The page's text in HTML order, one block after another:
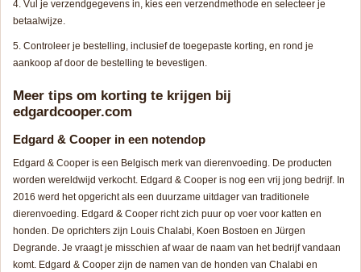
Vul je verzendgegevens in, kies een verzendmethode en selecteer je
betaalwijze.
Controleer je bestelling, inclusief de toegepaste korting, en rond je
aankoop af door de bestelling te bevestigen.
Meer tips om korting te krijgen bij
edgardcooper.com
Edgard & Cooper in een notendop
Edgard & Cooper is een Belgisch merk van dierenvoeding. De producten
worden wereldwijd verkocht. Edgard & Cooper is nog een vrij jong bedrijf. In
2016 werd het opgericht als een duurzame uitdager van traditionele
dierenvoeding. Edgard & Cooper richt zich puur op voer voor katten en
honden. De oprichters zijn Louis Chalabi, Koen Bostoen en Jürgen
Degrande. Je vraagt je misschien af waar de naam van het bedrijf vandaan
komt. Edgard & Cooper zijn de namen van de honden van Chalabi en